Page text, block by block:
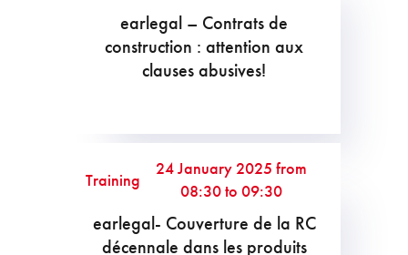
earlegal – Contrats de
construction : attention aux
clauses abusives!
Training
24 January 2025 from
08:30 to 09:30
earlegal- Couverture de la RC
décennale dans les produits